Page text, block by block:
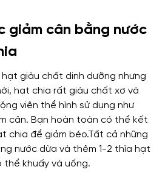
giảm cân bằng nước
giàu chất dinh dưỡng nhưng
hạt chia rất giàu chất xơ và
viên thể hình sử dụng như
cân. Bạn hoàn toàn có thể kết
chia để giảm béo.Tất cả những
nước dừa và thêm 1-2 thìa hạt
thể khuấy và uống.